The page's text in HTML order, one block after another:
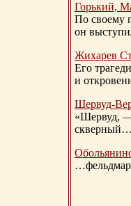
Горький,
По своему
он
Жихарев
Его
и
Шервуд-
«Шервуд, —
скверный…